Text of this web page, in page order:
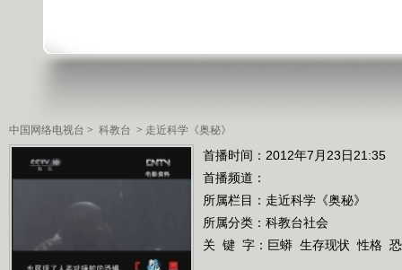
中国网络电视台 > 科教台 > 走近科学《奥秘》
首播时间：2012年7月23日21:35
首播频道：
所属栏目： 走近科学《奥秘》
所属分类：科教台社会
关 键 字： 巨蟒 生存现状 性格